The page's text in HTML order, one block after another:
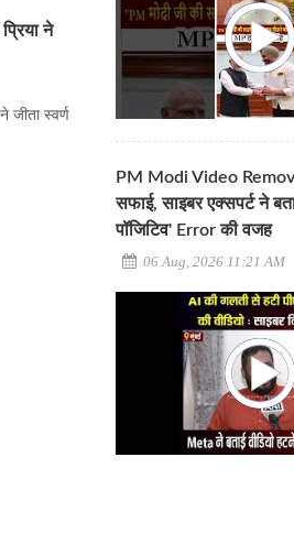
ने
जीता स्वर्ण
PM Modi Video
सफाई, साइबर एक्सपर्ट ने
पॉजिटिव' Error की वजह
06 Aug, 2026 11:21 AM